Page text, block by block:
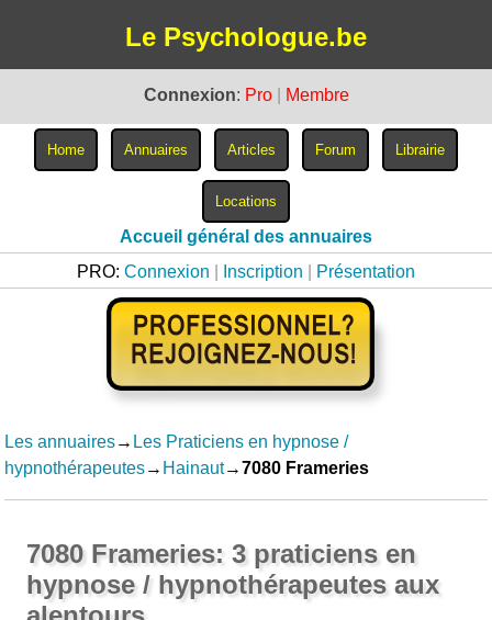
Le Psychologue.be
Connexion: Pro Membre
Accueil général des annuaires
PRO: Connexion Inscription Présentation
Les annuaires→ Les Praticiens en hypnose /
hypnothérapeutes→ Hainaut→7080 Frameries
7080 Frameries: 3 praticiens en
hypnose / hypnothérapeutes aux